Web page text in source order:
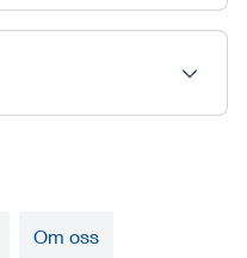
Om oss